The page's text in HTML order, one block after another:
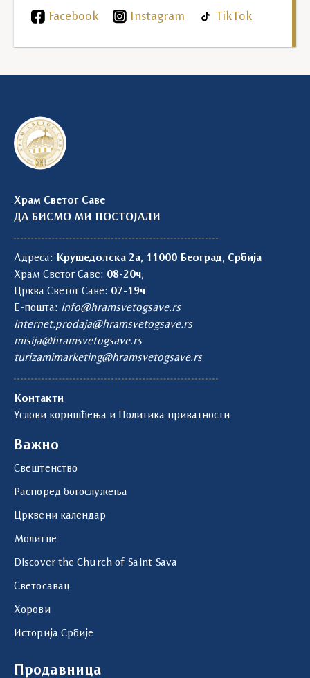
Facebook Instagram TikTok
Храм Светог Саве
ДА БИСМО МИ ПОСТОЈАЛИ
Адреса: Крушедолска 2а, 11000 Београд, Србија
Храм Светог Саве: 08-20ч,
Црква Светог Саве: 07-19ч
Е-пошта: info@hramsvetogsave.rs
internet.prodaja@hramsvetogsave.rs
misija@hramsvetogsave.rs
turizamimarketing@hramsvetogsave.rs
Контакти
Услови коришћења и Политика приватности
Важно
Свештенство
Распоред богослужења
Црквени календар
Молитве
Discover the Church of Saint Sava
Светосавац
Хорови
Историја Србије
Продавница